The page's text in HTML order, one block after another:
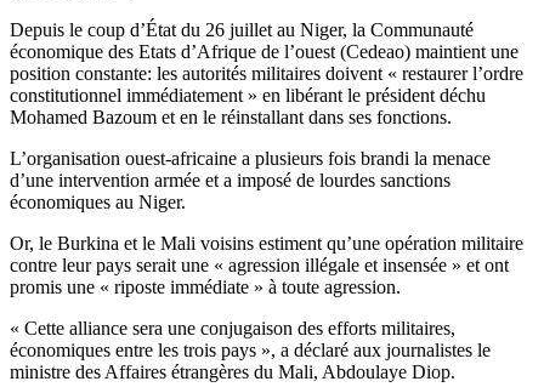
Depuis le coup d’État du 26 juillet au Niger, la Communauté
économique des Etats d’Afrique de l’ouest (Cedeao) maintient une
position constante: les autorités militaires doivent « restaurer l’ordre
constitutionnel immédiatement » en libérant le président déchu
Mohamed Bazoum et en le réinstallant dans ses fonctions.
L’organisation ouest-africaine a plusieurs fois brandi la menace
d’une intervention armée et a imposé de lourdes sanctions
économiques au Niger.
Or, le Burkina et le Mali voisins estiment qu’une opération militaire
contre leur pays serait une « agression illégale et insensée » et ont
promis une « riposte immédiate » à toute agression.
« Cette alliance sera une conjugaison des efforts militaires,
économiques entre les trois pays », a déclaré aux journalistes le
ministre des Affaires étrangères du Mali, Abdoulaye Diop.